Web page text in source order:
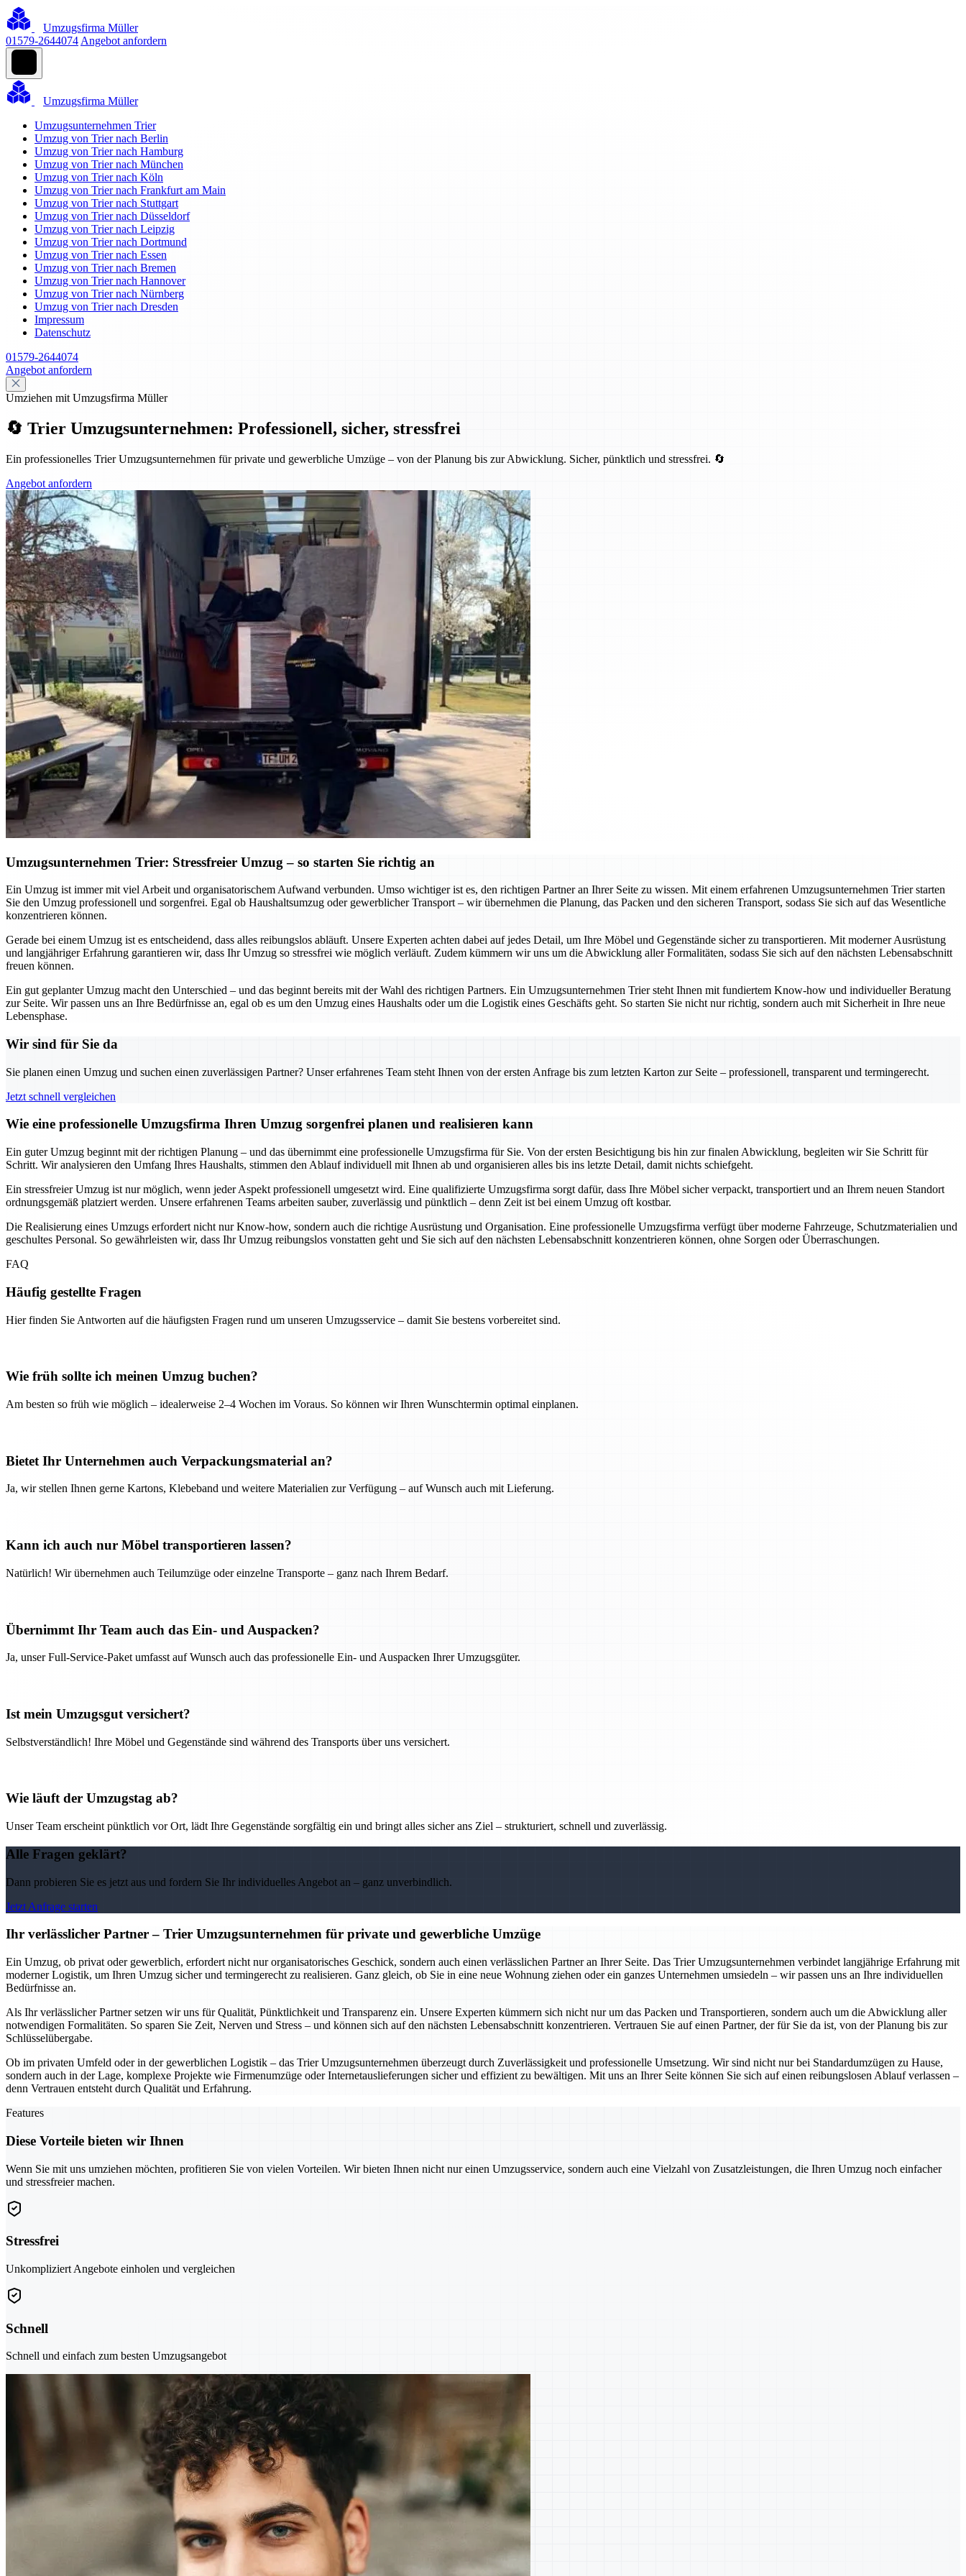
Umzugsfirma Müller
01579-2644074 Angebot anfordern
Umzugsfirma Müller
Umzugsunternehmen Trier
Umzug von Trier nach Berlin
Umzug von Trier nach Hamburg
Umzug von Trier nach München
Umzug von Trier nach Köln
Umzug von Trier nach Frankfurt am Main
Umzug von Trier nach Stuttgart
Umzug von Trier nach Düsseldorf
Umzug von Trier nach Leipzig
Umzug von Trier nach Dortmund
Umzug von Trier nach Essen
Umzug von Trier nach Bremen
Umzug von Trier nach Hannover
Umzug von Trier nach Nürnberg
Umzug von Trier nach Dresden
Impressum
Datenschutz
01579-2644074
Angebot anfordern
Umziehen mit Umzugsfirma Müller
🔄 Trier Umzugsunternehmen: Professionell, sicher, stressfrei
Ein professionelles Trier Umzugsunternehmen für private und gewerbliche Umzüge – von der Planung bis zur Abwicklung. Sicher, pünktlich und stressfrei. 🔄
Angebot anfordern
Umzugsunternehmen Trier: Stressfreier Umzug – so starten Sie richtig an
Ein Umzug ist immer mit viel Arbeit und organisatorischem Aufwand verbunden. Umso wichtiger ist es, den richtigen Partner an Ihrer Seite zu wissen. Mit einem erfahrenen Umzugsunternehmen Trier starten
Sie den Umzug professionell und sorgenfrei. Egal ob Haushaltsumzug oder gewerblicher Transport – wir übernehmen die Planung, das Packen und den sicheren Transport, sodass Sie sich auf das Wesentliche
konzentrieren können.
Gerade bei einem Umzug ist es entscheidend, dass alles reibungslos abläuft. Unsere Experten achten dabei auf jedes Detail, um Ihre Möbel und Gegenstände sicher zu transportieren. Mit moderner Ausrüstung
und langjähriger Erfahrung garantieren wir, dass Ihr Umzug so stressfrei wie möglich verläuft. Zudem kümmern wir uns um die Abwicklung aller Formalitäten, sodass Sie sich auf den nächsten Lebensabschnitt
freuen können.
Ein gut geplanter Umzug macht den Unterschied – und das beginnt bereits mit der Wahl des richtigen Partners. Ein Umzugsunternehmen Trier steht Ihnen mit fundiertem Know-how und individueller Beratung
zur Seite. Wir passen uns an Ihre Bedürfnisse an, egal ob es um den Umzug eines Haushalts oder um die Logistik eines Geschäfts geht. So starten Sie nicht nur richtig, sondern auch mit Sicherheit in Ihre neue
Lebensphase.
Wir sind für Sie da
Sie planen einen Umzug und suchen einen zuverlässigen Partner? Unser erfahrenes Team steht Ihnen von der ersten Anfrage bis zum letzten Karton zur Seite – professionell, transparent und termingerecht.
Jetzt schnell vergleichen
Wie eine professionelle Umzugsfirma Ihren Umzug sorgenfrei planen und realisieren kann
Ein guter Umzug beginnt mit der richtigen Planung – und das übernimmt eine professionelle Umzugsfirma für Sie. Von der ersten Besichtigung bis hin zur finalen Abwicklung, begleiten wir Sie Schritt für
Schritt. Wir analysieren den Umfang Ihres Haushalts, stimmen den Ablauf individuell mit Ihnen ab und organisieren alles bis ins letzte Detail, damit nichts schiefgeht.
Ein stressfreier Umzug ist nur möglich, wenn jeder Aspekt professionell umgesetzt wird. Eine qualifizierte Umzugsfirma sorgt dafür, dass Ihre Möbel sicher verpackt, transportiert und an Ihrem neuen Standort
ordnungsgemäß platziert werden. Unsere erfahrenen Teams arbeiten sauber, zuverlässig und pünktlich – denn Zeit ist bei einem Umzug oft kostbar.
Die Realisierung eines Umzugs erfordert nicht nur Know-how, sondern auch die richtige Ausrüstung und Organisation. Eine professionelle Umzugsfirma verfügt über moderne Fahrzeuge, Schutzmaterialien und
geschultes Personal. So gewährleisten wir, dass Ihr Umzug reibungslos vonstatten geht und Sie sich auf den nächsten Lebensabschnitt konzentrieren können, ohne Sorgen oder Überraschungen.
FAQ
Häufig gestellte Fragen
Hier finden Sie Antworten auf die häufigsten Fragen rund um unseren Umzugsservice – damit Sie bestens vorbereitet sind.
Wie früh sollte ich meinen Umzug buchen?
Am besten so früh wie möglich – idealerweise 2–4 Wochen im Voraus. So können wir Ihren Wunschtermin optimal einplanen.
Bietet Ihr Unternehmen auch Verpackungsmaterial an?
Ja, wir stellen Ihnen gerne Kartons, Klebeband und weitere Materialien zur Verfügung – auf Wunsch auch mit Lieferung.
Kann ich auch nur Möbel transportieren lassen?
Natürlich! Wir übernehmen auch Teilumzüge oder einzelne Transporte – ganz nach Ihrem Bedarf.
Übernimmt Ihr Team auch das Ein- und Auspacken?
Ja, unser Full-Service-Paket umfasst auf Wunsch auch das professionelle Ein- und Auspacken Ihrer Umzugsgüter.
Ist mein Umzugsgut versichert?
Selbstverständlich! Ihre Möbel und Gegenstände sind während des Transports über uns versichert.
Wie läuft der Umzugstag ab?
Unser Team erscheint pünktlich vor Ort, lädt Ihre Gegenstände sorgfältig ein und bringt alles sicher ans Ziel – strukturiert, schnell und zuverlässig.
Alle Fragen geklärt?
Dann probieren Sie es jetzt aus und fordern Sie Ihr individuelles Angebot an – ganz unverbindlich.
Jetzt Anfrage starten
Ihr verlässlicher Partner – Trier Umzugsunternehmen für private und gewerbliche Umzüge
Ein Umzug, ob privat oder gewerblich, erfordert nicht nur organisatorisches Geschick, sondern auch einen verlässlichen Partner an Ihrer Seite. Das Trier Umzugsunternehmen verbindet langjährige Erfahrung mit
moderner Logistik, um Ihren Umzug sicher und termingerecht zu realisieren. Ganz gleich, ob Sie in eine neue Wohnung ziehen oder ein ganzes Unternehmen umsiedeln – wir passen uns an Ihre individuellen
Bedürfnisse an.
Als Ihr verlässlicher Partner setzen wir uns für Qualität, Pünktlichkeit und Transparenz ein. Unsere Experten kümmern sich nicht nur um das Packen und Transportieren, sondern auch um die Abwicklung aller
notwendigen Formalitäten. So sparen Sie Zeit, Nerven und Stress – und können sich auf den nächsten Lebensabschnitt konzentrieren. Vertrauen Sie auf einen Partner, der für Sie da ist, von der Planung bis zur
Schlüsselübergabe.
Ob im privaten Umfeld oder in der gewerblichen Logistik – das Trier Umzugsunternehmen überzeugt durch Zuverlässigkeit und professionelle Umsetzung. Wir sind nicht nur bei Standardumzügen zu Hause,
sondern auch in der Lage, komplexe Projekte wie Firmenumzüge oder Internetauslieferungen sicher und effizient zu bewältigen. Mit uns an Ihrer Seite können Sie sich auf einen reibungslosen Ablauf verlassen –
denn Vertrauen entsteht durch Qualität und Erfahrung.
Features
Diese Vorteile bieten wir Ihnen
Wenn Sie mit uns umziehen möchten, profitieren Sie von vielen Vorteilen. Wir bieten Ihnen nicht nur einen Umzugsservice, sondern auch eine Vielzahl von Zusatzleistungen, die Ihren Umzug noch einfacher
und stressfreier machen.
Stressfrei
Unkompliziert Angebote einholen und vergleichen
Schnell
Schnell und einfach zum besten Umzugsangebot